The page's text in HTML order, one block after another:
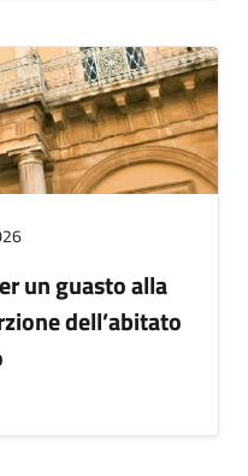
un guasto alla
dell’abitato